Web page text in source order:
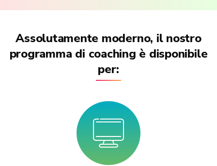
Assolutamente moderno, il nostro
programma di coaching è disponibile
per: